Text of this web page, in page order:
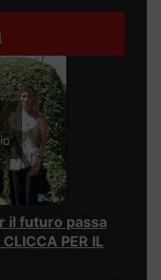
il futuro passa
PER IL